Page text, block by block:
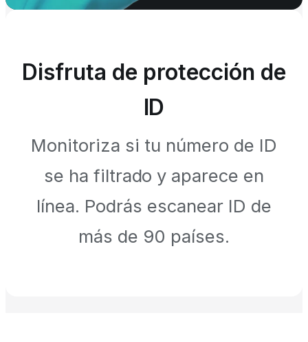
Disfruta de protección de
ID
Monitoriza si tu número de ID
se ha filtrado y aparece en
línea. Podrás escanear ID de
más de 90 países.